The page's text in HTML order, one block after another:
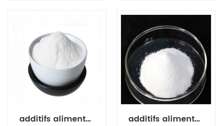
stable dont la structure
chimique est similaire à
la saccharine. il existe en
cristal blanc ou en
poudre cristalline, point
de fusion> 250 ° c (lit.).
l'homme et a sans sucre
et faible en calories, bien
que 30-50 fois plus
sucré que le saccharose
additifs alimentaires édulcorants stevia additifs alimentaires édulcorants benzoate de sodium